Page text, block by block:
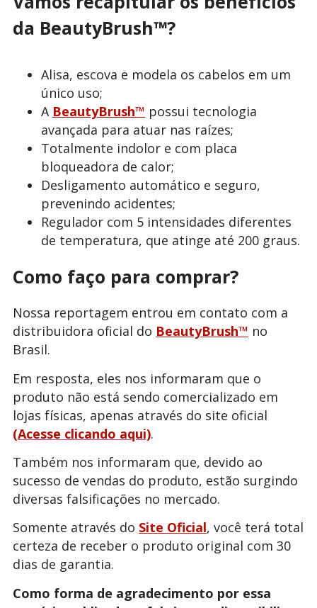
da BeautyBrush™?
Alisa, escova e modela os cabelos em um
único uso;
A BeautyBrush™ possui tecnologia
avançada para atuar nas raízes;
Totalmente indolor e com placa
bloqueadora de calor;
Desligamento automático e seguro,
prevenindo acidentes;
Regulador com 5 intensidades diferentes
de temperatura, que atinge até 200 graus.
Como faço para comprar?
Nossa reportagem entrou em contato com a
distribuidora oficial do BeautyBrush™ no
Brasil.
Em resposta, eles nos informaram que o
produto não está sendo comercializado em
lojas físicas, apenas através do site oficial
(Acesse clicando aqui).
Também nos informaram que, devido ao
sucesso de vendas do produto, estão surgindo
diversas falsificações no mercado.
Somente através do Site Oficial, você terá total
certeza de receber o produto original com 30
dias de garantia.
Como forma de agradecimento por essa